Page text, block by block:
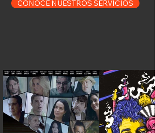
CONOCE NUESTROS SERVICIOS